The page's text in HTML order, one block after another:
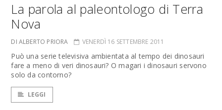
La parola al paleontologo di Terra
Nova
DI ALBERTO PRIORA VENERDÌ 16 SETTEMBRE 2011
Può una serie televisiva ambientata al tempo dei dinosauri
fare a meno di veri dinosauri? O magari i dinosauri servono
solo da contorno?
LEGGI